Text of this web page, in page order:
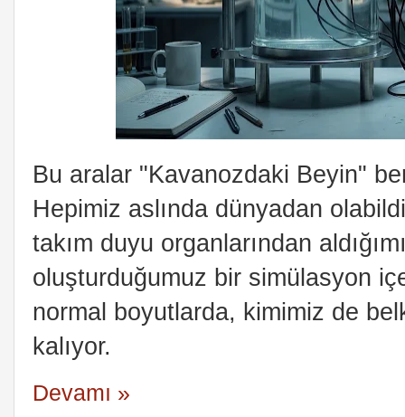
Bu aralar "Kavanozdaki Beyin"
Hepimiz aslında dünyadan
takım duyu organlarından
oluşturduğumuz bir simülasyon
normal boyutlarda, kimimiz de
kalıyor.
Devamı »